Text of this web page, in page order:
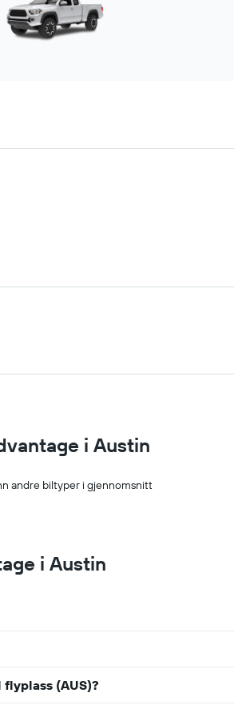
i Austin
andre biltyper i gjennomsnitt
i Austin
(AUS)?